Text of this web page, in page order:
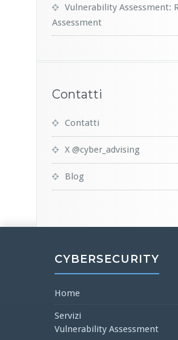
Vulnerability Assessment:
Assessment
Contatti
Contatti
X @cyber_advising
Blog
CYBERSECURITY
Home
Servizi
Vulnerability Assessment